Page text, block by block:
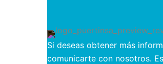
Si deseas obtener más
comunicarte con nosotros.